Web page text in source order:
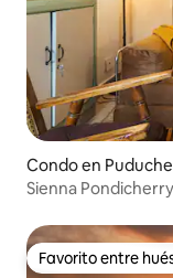
Condo en
Sienna
Favorito entre
Favorito entre